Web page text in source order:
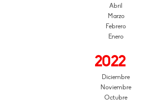
Abril
Marzo
Febrero
Enero
2022
Diciembre
Noviembre
Octubre